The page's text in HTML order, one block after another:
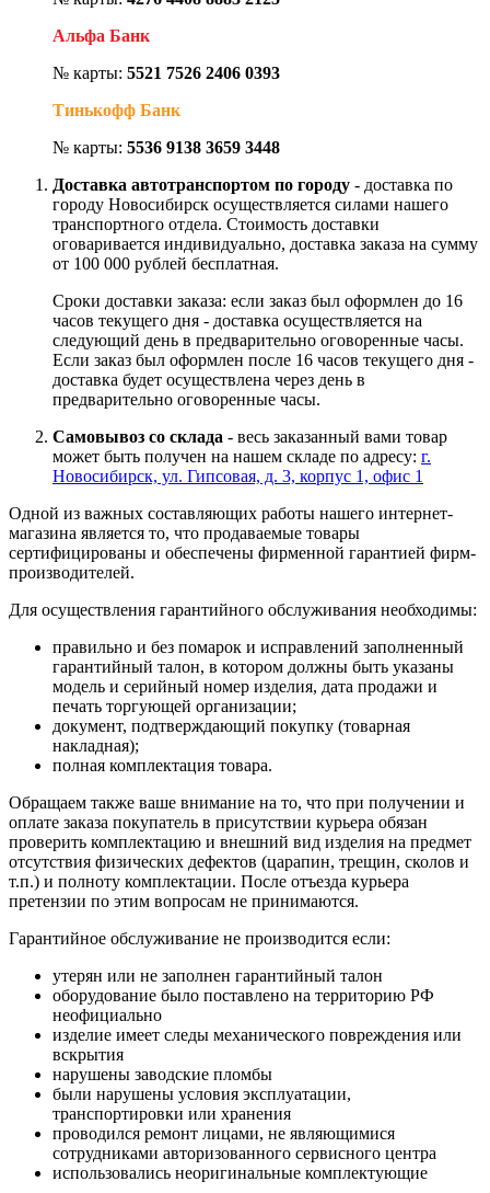
Альфа Банк
№ карты: 5521 7526 2406 0393
Тинькофф Банк
№ карты: 5536 9138 3659 3448
Доставка автотранспортом по городу - доставка по
городу Новосибирск осуществляется силами нашего
транспортного отдела. Стоимость доставки
оговаривается индивидуально, доставка заказа на сумму
от 100 000 рублей бесплатная.
Сроки доставки заказа: если заказ был оформлен до 16
часов текущего дня - доставка осуществляется на
следующий день в предварительно оговоренные часы.
Если заказ был оформлен после 16 часов текущего дня -
доставка будет осуществлена через день в
предварительно оговоренные часы.
Самовывоз со склада - весь заказанный вами товар
может быть получен на нашем складе по адресу: г.
Новосибирск, ул. Гипсовая, д. 3, корпус 1, офис 1
Одной из важных составляющих работы нашего интернет-
магазина является то, что продаваемые товары
сертифицированы и обеспечены фирменной гарантией фирм-
производителей.
Для осуществления гарантийного обслуживания необходимы:
правильно и без помарок и исправлений заполненный
гарантийный талон, в котором должны быть указаны
модель и серийный номер изделия, дата продажи и
печать торгующей организации;
документ, подтверждающий покупку (товарная
накладная);
полная комплектация товара.
Обращаем также ваше внимание на то, что при получении и
оплате заказа покупатель в присутствии курьера обязан
проверить комплектацию и внешний вид изделия на предмет
отсутствия физических дефектов (царапин, трещин, сколов и
т.п.) и полноту комплектации. После отъезда курьера
претензии по этим вопросам не принимаются.
Гарантийное обслуживание не производится если:
утерян или не заполнен гарантийный талон
оборудование было поставлено на территорию РФ
неофициально
изделие имеет следы механического повреждения или
вскрытия
нарушены заводские пломбы
были нарушены условия эксплуатации,
транспортировки или хранения
проводился ремонт лицами, не являющимися
сотрудниками авторизованного сервисного центра
использовались неоригинальные комплектующие